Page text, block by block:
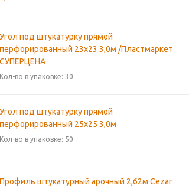
Угол под штукатурку прямой
перфорированный 23х23 3,0м /Пластмаркет
СУПЕРЦЕНА
Кол-во в упаковке: 30
Угол под штукатурку прямой
перфорированный 25х25 3,0м
Кол-во в упаковке: 50
Профиль штукатурный арочный 2,62м Cezar